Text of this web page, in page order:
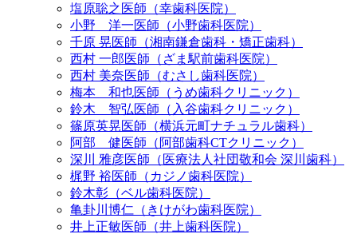
塩原聡之医師（幸歯科医院）
小野 洋一医師（小野歯科医院）
千原 晃医師（湘南鎌倉歯科・矯正歯科）
西村 一郎医師（ざま駅前歯科医院）
西村 美奈医師（むさし歯科医院）
梅本 和也医師（うめ歯科クリニック）
鈴木 智弘医師（入谷歯科クリニック）
篠原英晃医師（横浜元町ナチュラル歯科）
阿部 健医師（阿部歯科CTクリニック）
深川 雅彦医師（医療法人社団敬和会 深川歯科）
梶野 裕医師（カジノ歯科医院）
鈴木彰（ベル歯科医院）
亀卦川博仁（きけがわ歯科医院）
井上正敏医師（井上歯科医院）